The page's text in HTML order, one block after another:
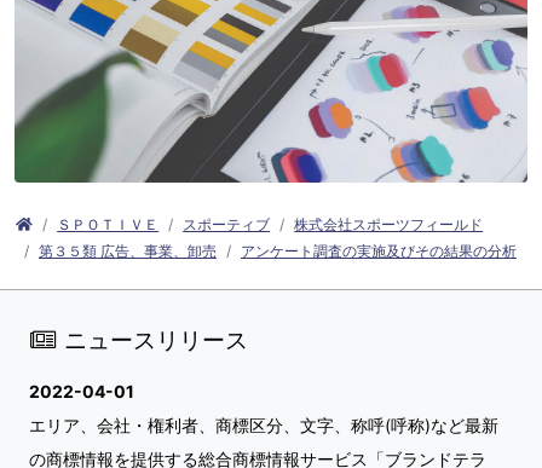
ＳＰＯＴＩＶＥ スポーティブ
株式会社スポーツフィールド
第３５類 広告、事業、卸売
アンケート調査の実施及びその結果の分析
ニュースリリース
2022-04-01
エリア、会社・権利者、商標区分、文字、称呼(呼称)など最新
の商標情報を提供する総合商標情報サービス「ブランドテラ